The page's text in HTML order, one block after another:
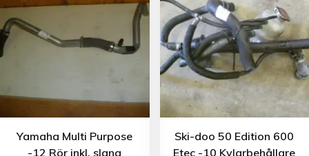
Yamaha Multi Purpose
-12 Rör inkl. slang
Ski-doo 50 Edition 600
Etec -10 Kylarbehållare